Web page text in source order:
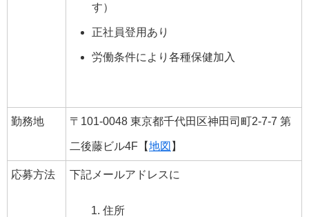
す）
正社員登用あり
労働条件により各種保健加入
勤務地 〒101-0048 東京都千代田区神田司町2-7-7 第
二後藤ビル4F【地図 】
応募方法 下記メールアドレスに
住所